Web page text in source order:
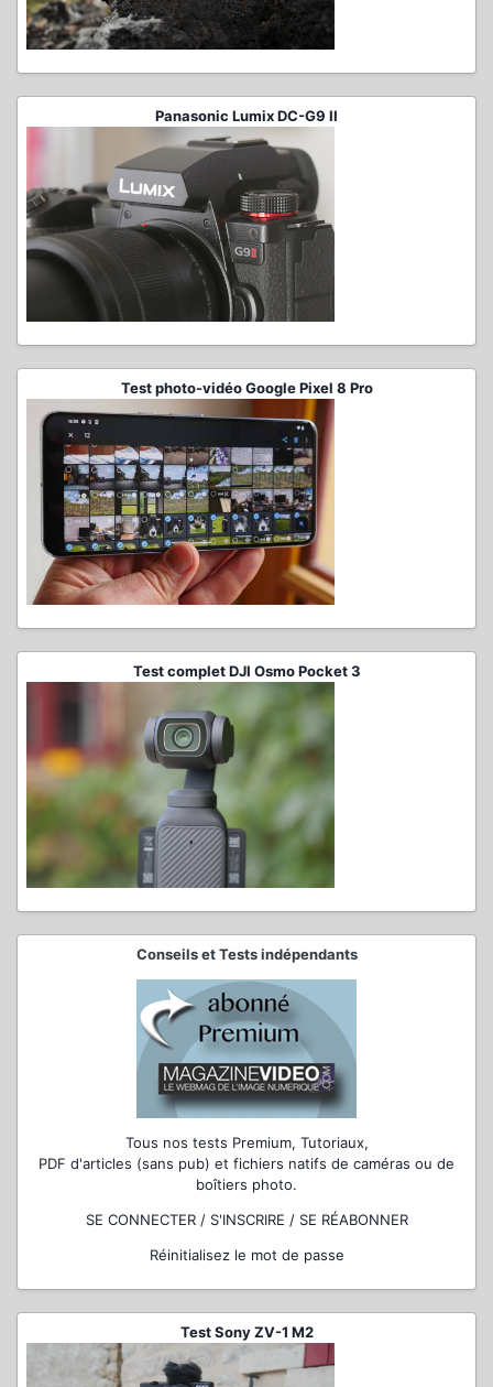
Panasonic Lumix DC-G9 II
Test photo-vidéo Google Pixel 8 Pro
Test complet DJI Osmo Pocket 3
Conseils et Tests indépendants
Tous nos tests Premium, Tutoriaux,
PDF d'articles (sans pub) et fichiers natifs de caméras ou de
boîtiers photo.
SE CONNECTER / S'INSCRIRE / SE RÉABONNER
Réinitialisez le mot de passe
Test Sony ZV-1 M2